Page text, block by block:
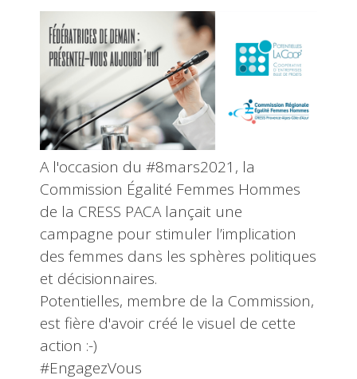
A l'occasion du #8mars2021, la
Commission Égalité Femmes Hommes
de la CRESS PACA lançait une
campagne pour stimuler l’implication
des femmes dans les sphères politiques
et décisionnaires.
Potentielles, membre de la Commission,
est fière d'avoir créé le visuel de cette
action :-)
#EngagezVous